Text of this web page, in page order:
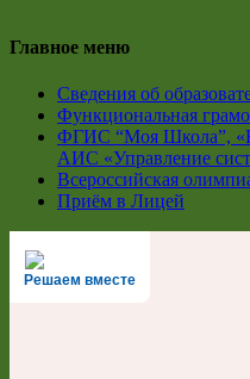
Главное меню
Сведения об
Функциональная
ФГИС “Моя Школа”,
АИС «Управление
Всероссийская
Приём в Лицей
Решаем вместе